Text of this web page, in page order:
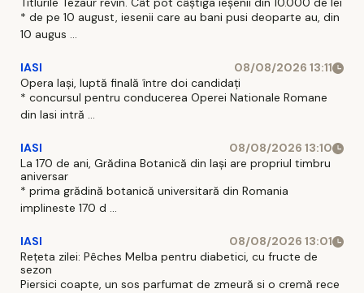
* de pe 10 august, iesenii care au bani pusi deoparte au, din
10 augus ...
IASI
08/08/2026 13:11
Opera Iași, luptă finală între doi candidați
* concursul pentru conducerea Operei Nationale Romane
din Iasi intră ...
IASI
08/08/2026 13:10
La 170 de ani, Grădina Botanică din Iași are propriul timbru
aniversar
* prima grădină botanică universitară din Romania
implineste 170 d ...
IASI
08/08/2026 13:01
Rețeta zilei: Pêches Melba pentru diabetici, cu fructe de
sezon
Piersici coapte, un sos parfumat de zmeură si o cremă rece